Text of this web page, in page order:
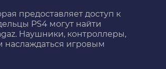
предоставляет доступ к
PS4 могут найти
Наушники, контроллеры,
наслаждаться игровым